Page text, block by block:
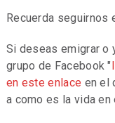
Recuerda seguirnos
Si deseas emigrar o
grupo de Facebook "
en este enlace en el
a como es la vida